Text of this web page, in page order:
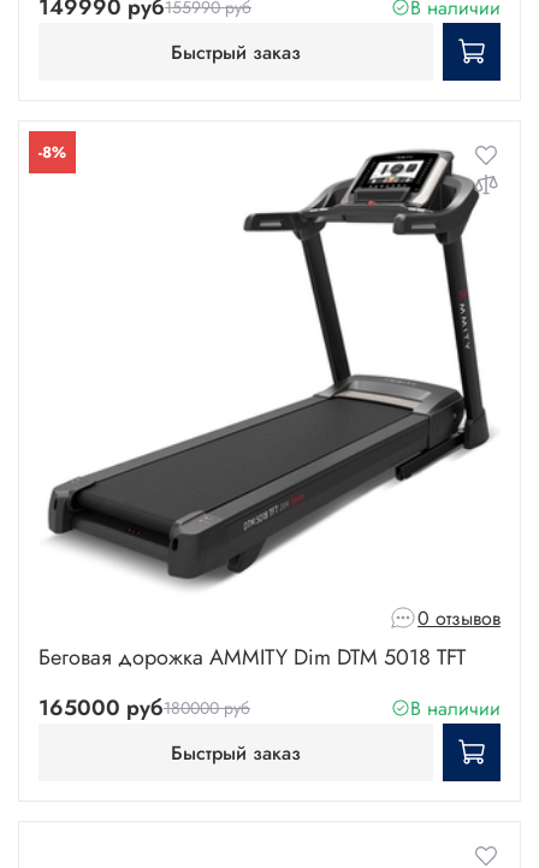
149990 руб155990 руб
В наличии
Быстрый заказ
-8%
0 отзывов
Беговая дорожка AMMITY Dim DTM 5018 TFT
165000 руб180000 руб
В наличии
Быстрый заказ